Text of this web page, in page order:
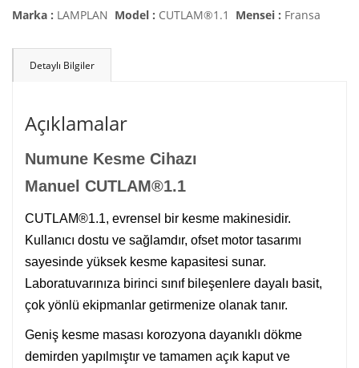
Marka : LAMPLAN Model : CUTLAM®1.1 Mensei : Fransa
Detaylı Bilgiler
Açıklamalar
Numune Kesme Cihazı
Manuel CUTLAM®1.1
CUTLAM®1.1, evrensel bir kesme makinesidir.
Kullanıcı dostu ve sağlamdır, ofset motor tasarımı
sayesinde yüksek kesme kapasitesi sunar.
Laboratuvarınıza birinci sınıf bileşenlere dayalı basit,
çok yönlü ekipmanlar getirmenize olanak tanır.
Geniş kesme masası korozyona dayanıklı dökme
demirden yapılmıştır ve tamamen açık kaput ve